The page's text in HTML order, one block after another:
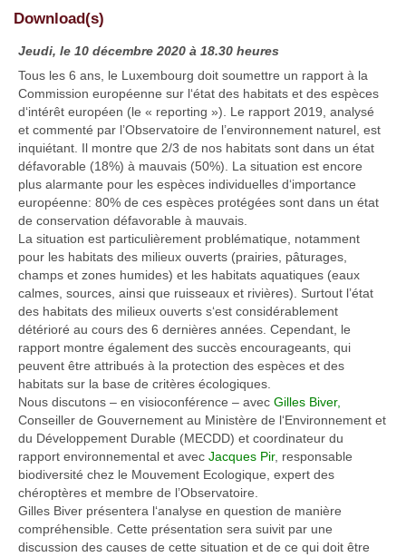
Download(s)
Jeudi, le 10 décembre 2020 à 18.30 heures
Tous les 6 ans, le Luxembourg doit soumettre un rapport à la
Commission européenne sur l‘état des habitats et des espèces
d‘intérêt européen (le « reporting »). Le rapport 2019, analysé
et commenté par l’Observatoire de l’environnement naturel, est
inquiétant. Il montre que 2/3 de nos habitats sont dans un état
défavorable (18%) à mauvais (50%). La situation est encore
plus alarmante pour les espèces individuelles d‘importance
européenne: 80% de ces espèces protégées sont dans un état
de conservation défavorable à mauvais.
La situation est particulièrement problématique, notamment
pour les habitats des milieux ouverts (prairies, pâturages,
champs et zones humides) et les habitats aquatiques (eaux
calmes, sources, ainsi que ruisseaux et rivières). Surtout l’état
des habitats des milieux ouverts s‘est considérablement
détérioré au cours des 6 dernières années. Cependant, le
rapport montre également des succès encourageants, qui
peuvent être attribués à la protection des espèces et des
habitats sur la base de critères écologiques.
Nous discutons – en visioconférence – avec Gilles Biver,
Conseiller de Gouvernement au Ministère de l‘Environnement et
du Développement Durable (MECDD) et coordinateur du
rapport environnemental et avec Jacques Pir, responsable
biodiversité chez le Mouvement Ecologique, expert des
chéroptères et membre de l’Observatoire.
Gilles Biver présentera l‘analyse en question de manière
compréhensible. Cette présentation sera suivit par une
discussion des causes de cette situation et de ce qui doit être